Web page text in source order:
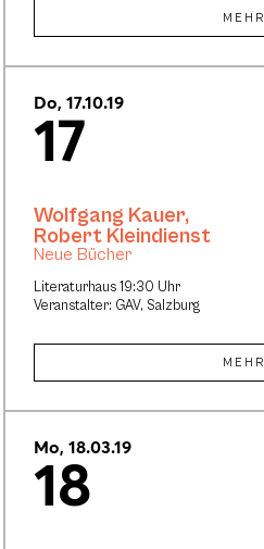
MEHR
Do, 17.10.19
17
Literaturhaus 19:30 Uhr
Veranstalter: GAV, Salzburg
Wolfgang Kauer,
Robert Kleindienst
Neue Bücher
MEHR
Mo, 18.03.19
18